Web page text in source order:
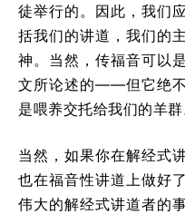
徒举行的。因此，我们
括我们的讲道，我们的
神。当然，传福音可以
文所论述的——但它绝
是喂养交托给我们的羊群
当然，如果你在解经式
也在福音性讲道上做好
伟大的解经式讲道者的